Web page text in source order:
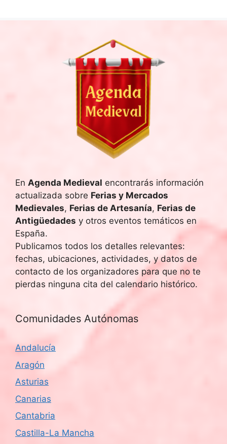
En Agenda Medieval encontrarás información
actualizada sobre Ferias y Mercados
Medievales, Ferias de Artesanía, Ferias de
Antigüedades y otros eventos temáticos en
España.
Publicamos todos los detalles relevantes:
fechas, ubicaciones, actividades, y datos de
contacto de los organizadores para que no te
pierdas ninguna cita del calendario histórico.
Comunidades Autónomas
Andalucía
Aragón
Asturias
Canarias
Cantabria
Castilla-La Mancha